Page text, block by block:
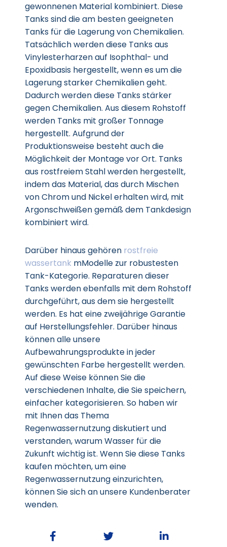
gewonnenen Material kombiniert. Diese
Tanks sind die am besten geeigneten
Tanks für die Lagerung von Chemikalien.
Tatsächlich werden diese Tanks aus
Vinylesterharzen auf Isophthal- und
Epoxidbasis hergestellt, wenn es um die
Lagerung starker Chemikalien geht.
Dadurch werden diese Tanks stärker
gegen Chemikalien. Aus diesem Rohstoff
werden Tanks mit großer Tonnage
hergestellt. Aufgrund der
Produktionsweise besteht auch die
Möglichkeit der Montage vor Ort. Tanks
aus rostfreiem Stahl werden hergestellt,
indem das Material, das durch Mischen
von Chrom und Nickel erhalten wird, mit
Argonschweißen gemäß dem Tankdesign
kombiniert wird.
Darüber hinaus gehören rostfreie
wassertank mModelle zur robustesten
Tank-Kategorie. Reparaturen dieser
Tanks werden ebenfalls mit dem Rohstoff
durchgeführt, aus dem sie hergestellt
werden. Es hat eine zweijährige Garantie
auf Herstellungsfehler. Darüber hinaus
können alle unsere
Aufbewahrungsprodukte in jeder
gewünschten Farbe hergestellt werden.
Auf diese Weise können Sie die
verschiedenen Inhalte, die Sie speichern,
einfacher kategorisieren. So haben wir
mit Ihnen das Thema
Regenwassernutzung diskutiert und
verstanden, warum Wasser für die
Zukunft wichtig ist. Wenn Sie diese Tanks
kaufen möchten, um eine
Regenwassernutzung einzurichten,
können Sie sich an unsere Kundenberater
wenden.